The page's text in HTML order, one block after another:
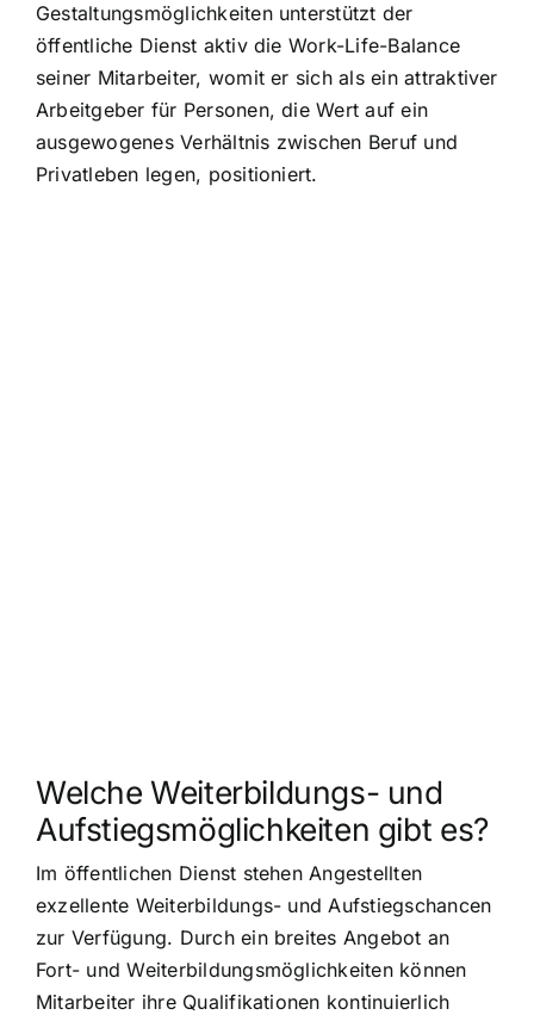
Gestaltungsmöglichkeiten unterstützt der
öffentliche Dienst aktiv die Work-Life-Balance
seiner Mitarbeiter, womit er sich als ein attraktiver
Arbeitgeber für Personen, die Wert auf ein
ausgewogenes Verhältnis zwischen Beruf und
Privatleben legen, positioniert.
Welche Weiterbildungs- und
Aufstiegsmöglichkeiten gibt es?
Im öffentlichen Dienst stehen Angestellten
exzellente Weiterbildungs- und Aufstiegschancen
zur Verfügung. Durch ein breites Angebot an
Fort- und Weiterbildungsmöglichkeiten können
Mitarbeiter ihre Qualifikationen kontinuierlich